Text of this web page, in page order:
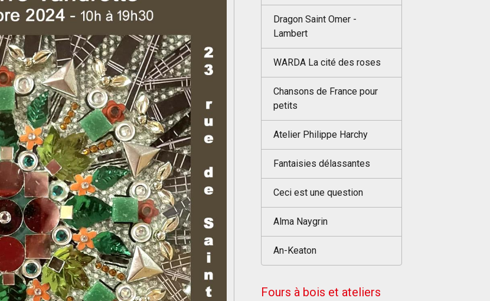
Dragon Saint Omer -
Lambert
WARDA La cité des roses
Chansons de France pour
petits
Atelier Philippe Harchy
Fantaisies délassantes
Ceci est une question
Alma Naygrin
An-Keaton
Fours à bois et ateliers